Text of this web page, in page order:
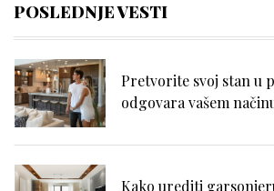
POSLEDNJE VESTI
blagostanja
Pretvorite svoj stan u
odgovara vašem
Kako urediti